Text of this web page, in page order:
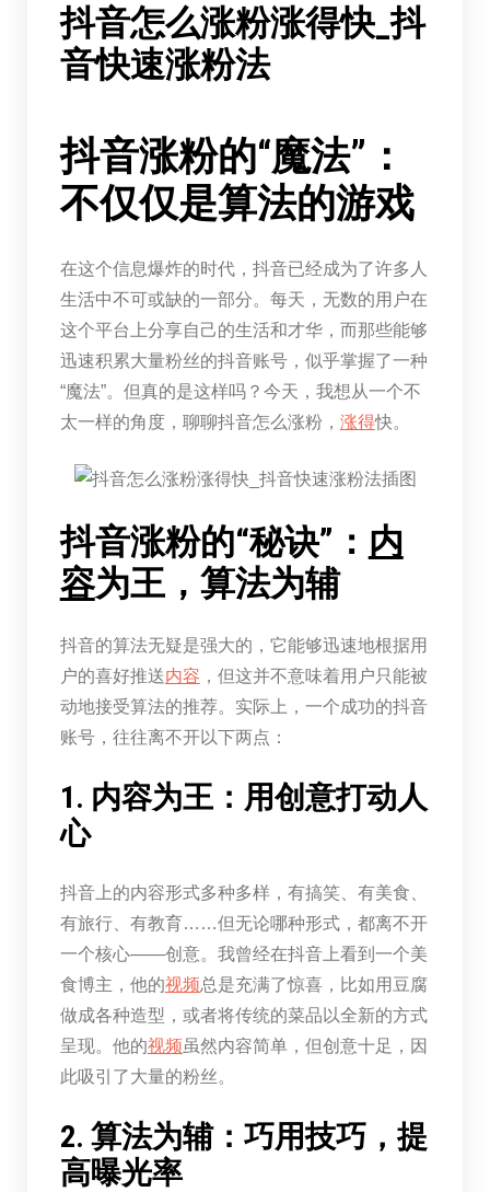
抖音怎么涨粉涨得快_抖
音快速涨粉法
抖音涨粉的“魔法”：
不仅仅是算法的游戏
在这个信息爆炸的时代，抖音已经成为了许多人
生活中不可或缺的一部分。每天，无数的用户在
这个平台上分享自己的生活和才华，而那些能够
迅速积累大量粉丝的抖音账号，似乎掌握了一种
“魔法”。但真的是这样吗？今天，我想从一个不
太一样的角度，聊聊抖音怎么涨粉， 涨得快。
抖音涨粉的“秘诀”： 内
容为王，算法为辅
抖音的算法无疑是强大的，它能够迅速地根据用
户的喜好推送内容 ，但这并不意味着用户只能被
动地接受算法的推荐。实际上，一个成功的抖音
账号，往往离不开以下两点：
1. 内容为王：用创意打动人
心
抖音上的内容形式多种多样，有搞笑、有美食、
有旅行、有教育……但无论哪种形式，都离不开
一个核心——创意。我曾经在抖音上看到一个美
食博主，他的视频总是充满了惊喜，比如用豆腐
做成各种造型，或者将传统的菜品以全新的方式
呈现。他的视频虽然内容简单，但创意十足，因
此吸引了大量的粉丝。
2. 算法为辅：巧用技巧，提
高曝光率